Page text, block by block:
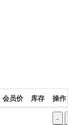
会员价 库存
操作
-